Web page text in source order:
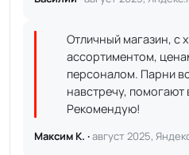
Отличный магазин, с
ассортиментом,
персоналом. Парни
навстречу, помогают
Рекомендую!
Максим К. ·август 2025,